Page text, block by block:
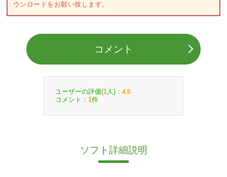
ウンロードをお願い致します。
コメント
ユーザーの評価(1 人)： 4.5
コメント： 1件
ソフト詳細説明